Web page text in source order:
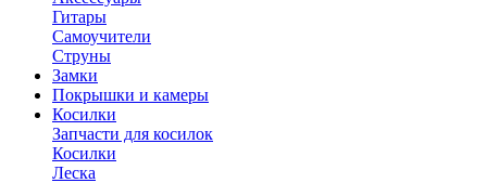
Гитары
Самоучители
Струны
Замки
Покрышки и камеры
Косилки
Запчасти для косилок
Косилки
Леска